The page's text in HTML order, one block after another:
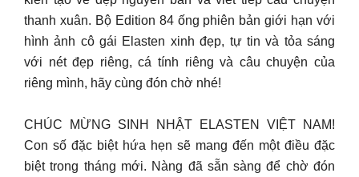
thanh xuân. Bộ Edition 84 ống phiên bản giới hạn với
hình ảnh cô gái Elasten xinh đẹp, tự tin và tỏa sáng
với nét đẹp riêng, cá tính riêng và câu chuyện của
riêng mình, hãy cùng đón chờ nhé!
CHÚC MỪNG SINH NHẬT ELASTEN VIỆT NAM!
Con số đặc biệt hứa hẹn sẽ mang đến một điều đặc
biệt trong tháng mới. Nàng đã sẵn sàng để chờ đón